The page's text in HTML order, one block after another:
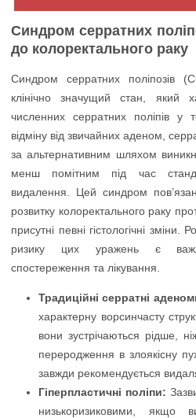
Синдром серратних
до колоректального раку
Синдром серратних поліпозів
клінічно значущий стан, який
численних серратних поліпів у
відміну від звичайних аденом,
за альтернативним шляхом
менш помітним під час
видалення. Цей синдром
розвитку колоректального раку
присутні певні гістологічні зміни.
ризику цих уражень є
спостереження та лікування.
Традиційні серратні
характерну ворсинчасту
вони зустрічаються рідше,
переродження в злоякісну
завжди рекомендується
Гіперпластичні поліпи:
низькоризиковими, якщо